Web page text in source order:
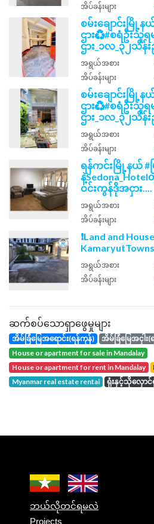
အိပ်ခန်းများ
စမ်းချောင်းမြို့
ဌား♻️#စရံဦးသူ
ဌား_၁လ_၃၂သိန်
အရွယ်အစား
အိပ်ခန်းများ
စမ်းချောင်းမြို့
ဌား♻️#စရံဦးသူ
ဌား_၁လ_၃၂သိန်
အရွယ်အစား
အိပ်ခန်းများ
ရန်ကင်းမြို့နယ် #
နဲ့
ဝင်းကွန်ဒိုအငှား....
အရွယ်အစား
အိပ်ခန်းများ
❗Land and
အရွယ်အစား
အိပ်ခန်းများ
ဆက်စပ်သောရှာဖွေမှုများ
အိမ်ခြံမြေအရောင်း(ရန်ကုန်)
အိမ်ခြံမြေအငှါ
house or apartment for sale in Mandalay
house or apartment for rent in Mandalay
Myanmar real estate rental
ရုံးနှင့်သိုလှော
ဘယ်လိုတင်ရမလဲ
Projects